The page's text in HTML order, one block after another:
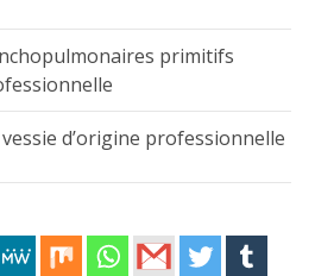
primitifs
d’origine professionnelle